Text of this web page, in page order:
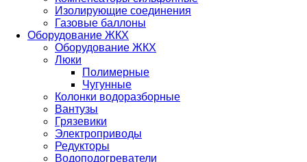
Изолирующие соединения
Газовые баллоны
Оборудование ЖКХ
Оборудование ЖКХ
Люки
Полимерные
Чугунные
Колонки водоразборные
Вантузы
Грязевики
Электроприводы
Редукторы
Водоподогреватели